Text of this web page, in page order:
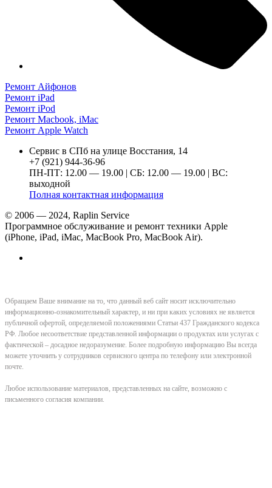
Ремонт Айфонов
Ремонт iPad
Ремонт iPod
Ремонт Macbook, iMac
Ремонт Apple Watch
Сервис в СПб на улице Восстания, 14
+7 (921) 944-36-96
ПН-ПТ: 12.00 — 19.00 | СБ: 12.00 — 19.00 | ВС:
выходной
Полная контактная информация
© 2006 — 2024, Raplin Service
Программное обслуживание и ремонт техники Apple
(iPhone, iPad, iMac, MacBook Pro, MacBook Air).
Обращаем Ваше внимание на то, что данный веб сайт носит исключительно
информационно-ознакомительный характер, и ни при каких условиях не является
публичной офертой, определяемой положениями Статьи 437 Гражданского кодекса
РФ. Любое несоответствие представленной информации о продуктах или услугах с
фактической – досадное недоразумение. Более подробную информацию Вы всегда
можете уточнить у сотрудников сервисного центра по телефону или электронной
почте.
Любое использование материалов, представленных на сайте, возможно с
письменного согласия компании.